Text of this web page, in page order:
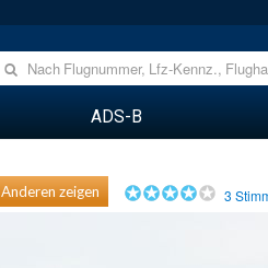
ADS-B
Anderen zeigen 3